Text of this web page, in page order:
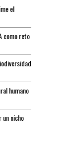
el
como reto
humano
nicho